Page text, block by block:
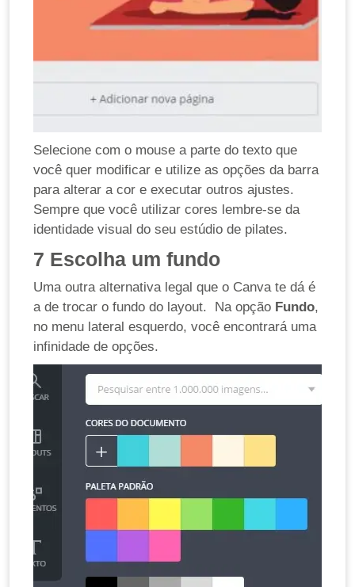
Selecione com o mouse a parte do texto que
você quer modificar e utilize as opções da barra
para alterar a cor e executar outros ajustes.
Sempre que você utilizar cores lembre-se da
identidade visual do seu estúdio de pilates.
7 Escolha um fundo
Uma outra alternativa legal que o Canva te dá é
a de trocar o fundo do layout. Na opção Fundo,
no menu lateral esquerdo, você encontrará uma
infinidade de opções.